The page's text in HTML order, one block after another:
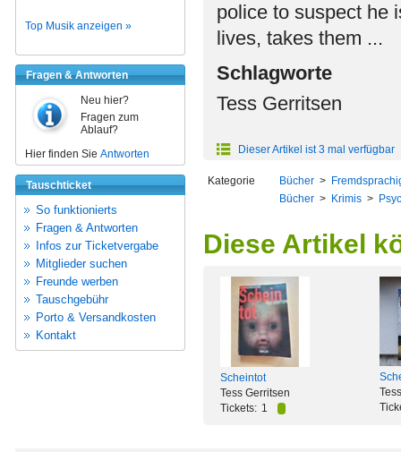
Top Musik anzeigen »
Fragen & Antworten
Neu hier?
Fragen zum
Ablauf?
Hier finden Sie Antworten
Tauschticket
So funktionierts
Fragen & Antworten
Infos zur Ticketvergabe
Mitglieder suchen
Freunde werben
Tauschgebühr
Porto & Versandkosten
Kontakt
police to suspect he
lives, takes them ...
Schlagworte
Tess Gerritsen
Dieser Artikel ist 3 mal verfügbar
Kategorie Bücher >
Bücher > Krimis >
Diese Artikel
Scheintot
Tess Gerritsen
Tickets: 1